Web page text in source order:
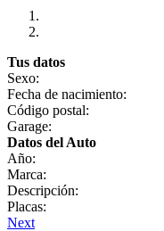
Tus datos
Sexo:
Fecha de nacimiento:
Código postal:
Garage:
Datos del Auto
Año:
Marca:
Descripción:
Placas:
Next